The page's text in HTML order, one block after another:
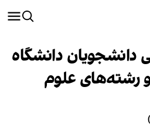
دانشجویان دانشگاه
علوم